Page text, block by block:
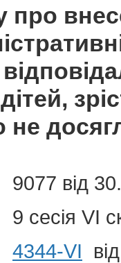
про
не
9077 від
9 сесія VI
4344-VI